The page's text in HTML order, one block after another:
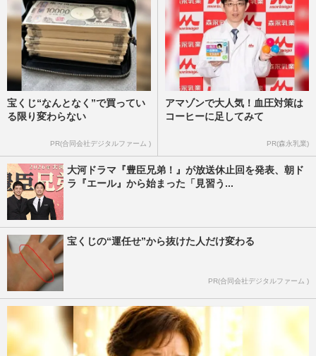
宝くじ“なんとなく”で買ってい
る限り変わらない
PR(合同会社デジタルファーム )
アマゾンで大人気！血圧対策は
コーヒーに足してみて
PR(森永乳業)
大河ドラマ『豊臣兄弟！』が放送休止回を発表、朝ド
ラ『エール』から始まった「見習う...
宝くじの“運任せ”から抜けた人だけ変わる
PR(合同会社デジタルファーム )